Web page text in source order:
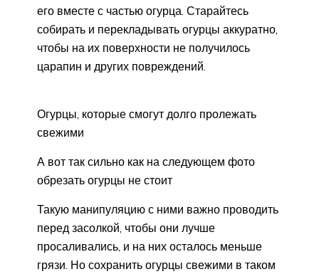
его вместе с частью огурца. Старайтесь
собирать и перекладывать огурцы аккуратно,
чтобы на их поверхности не получилось
царапин и других повреждений.
Огурцы, которые смогут долго пролежать
свежими
А вот так сильно как на следующем фото
обрезать огурцы не стоит
Такую манипуляцию с ними важно проводить
перед засолкой, чтобы они лучше
просаливались, и на них осталось меньше
грязи. Но сохранить огурцы свежими в таком